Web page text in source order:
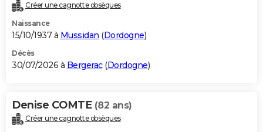
Destinations
City break
Voyage nature
Voyage de noces
Forum
Climat
+PHOTO
GUIDES D'ACHAT
BONS PLANS
Carte de Noël
Carte Bonne année
Carte Saint-Valentin
Carte Pâques
Carte d'anniversaire
DICTIONNAIRE
Créer une cagnotte obsèques
Naissance
15/10/1937 à Mussidan (Dordogne)
Décès
30/07/2026 à Bergerac(Dordogne)
Denise COMTE (82 ans)
Créer une cagnotte obsèques